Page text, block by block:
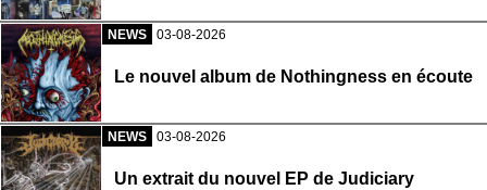
NEWS 03-08-2026
Le nouvel album de Nothingness en écoute
NEWS 03-08-2026
Un extrait du nouvel EP de Judiciary